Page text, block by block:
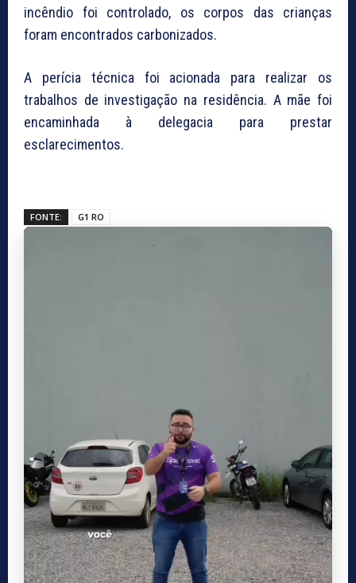
incêndio foi controlado, os corpos das crianças
foram encontrados carbonizados.
A perícia técnica foi acionada para realizar os
trabalhos de investigação na residência. A mãe foi
encaminhada à delegacia para prestar
esclarecimentos.
FONTE: G1 RO